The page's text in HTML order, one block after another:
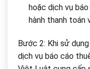
hoặc dịch vụ
hành thanh toán
Bước 2: Khi sử
dịch vụ báo cáo